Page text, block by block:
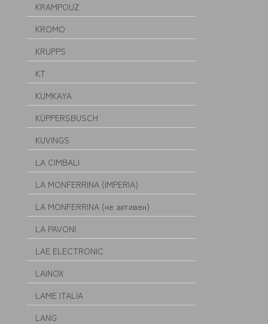
KRAMPOUZ
KROMO
KRUPPS
KT
KUMKAYA
KÜPPERSBUSCH
KUVINGS
LA CIMBALI
LA MONFERRINA (IMPERIA)
LA MONFERRINA (не активен)
LA PAVONI
LAE ELECTRONIC
LAINOX
LAME ITALIA
LANG